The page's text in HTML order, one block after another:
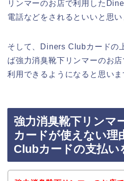
リンマーのお店で利用した
電話などをされるといいと思い
そして、Diners Clubカードの
ば強力消臭靴下リンマーのお
利用できるようになると思いま
強力消臭靴下リンマ
カードが使えない理
Clubカードの支払い